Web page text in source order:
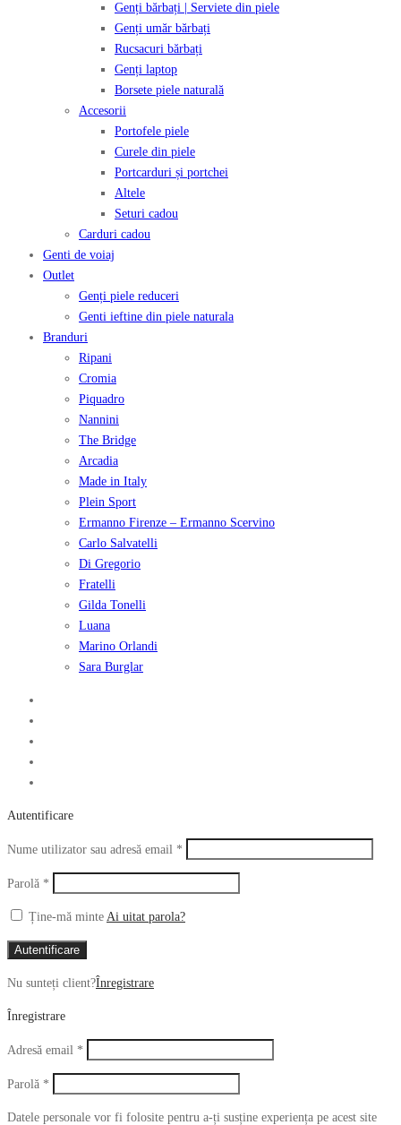
Genți bărbați | Serviete din piele
Genți umăr bărbați
Rucsacuri bărbați
Genți laptop
Borsete piele naturală
Accesorii
Portofele piele
Curele din piele
Portcarduri și portchei
Altele
Seturi cadou
Carduri cadou
Genti de voiaj
Outlet
Genți piele reduceri
Genti ieftine din piele naturala
Branduri
Ripani
Cromia
Piquadro
Nannini
The Bridge
Arcadia
Made in Italy
Plein Sport
Ermanno Firenze – Ermanno Scervino
Carlo Salvatelli
Di Gregorio
Fratelli
Gilda Tonelli
Luana
Marino Orlandi
Sara Burglar
Autentificare
Nume utilizator sau adresă email *
Parolă *
Ține-mă minte Ai uitat parola?
Autentificare
Nu sunteți client?Înregistrare
Înregistrare
Adresă email *
Parolă *
Datele personale vor fi folosite pentru a-ți susține experiența pe acest site